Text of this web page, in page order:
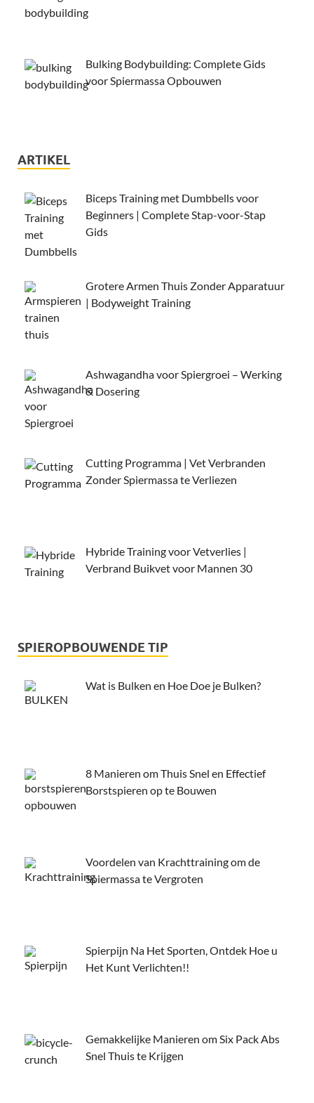
Bulking Bodybuilding: Complete Gids
voor Spiermassa Opbouwen
ARTIKEL
Biceps Training met Dumbbells voor
Beginners | Complete Stap-voor-Stap
Gids
Grotere Armen Thuis Zonder Apparatuur
| Bodyweight Training
Ashwagandha voor Spiergroei – Werking
& Dosering
Cutting Programma | Vet Verbranden
Zonder Spiermassa te Verliezen
Hybride Training voor Vetverlies |
Verbrand Buikvet voor Mannen 30
SPIEROPBOUWENDE TIP
Wat is Bulken en Hoe Doe je Bulken?
8 Manieren om Thuis Snel en Effectief
Borstspieren op te Bouwen
Voordelen van Krachttraining om de
Spiermassa te Vergroten
Spierpijn Na Het Sporten, Ontdek Hoe u
Het Kunt Verlichten!!
Gemakkelijke Manieren om Six Pack Abs
Snel Thuis te Krijgen